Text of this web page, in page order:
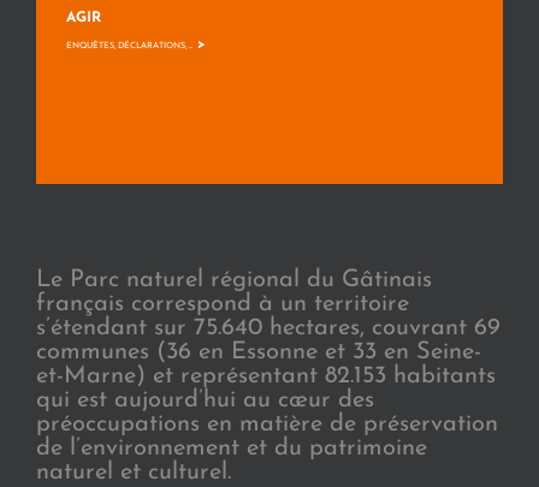
AGIR
ENQUÊTES, DÉCLARATIONS, ... >
Le Parc naturel régional du Gâtinais
français correspond à un territoire
s’étendant sur 75.640 hectares, couvrant 69
communes (36 en Essonne et 33 en Seine-
et-Marne) et représentant 82.153 habitants
qui est aujourd’hui au cœur des
préoccupations en matière de préservation
de l’environnement et du patrimoine
naturel et culturel.